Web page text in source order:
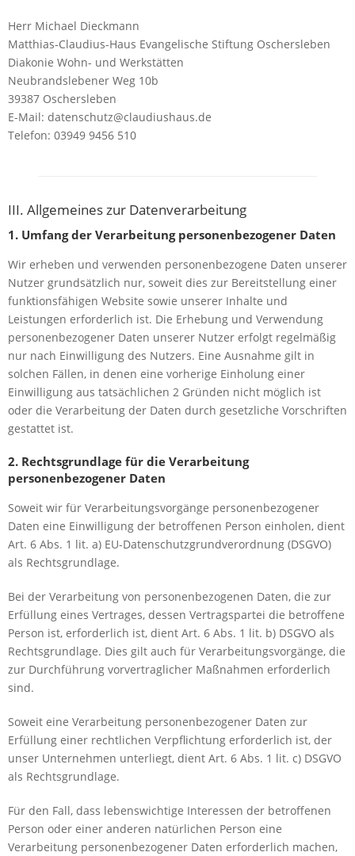
Herr Michael Dieckmann
Matthias-Claudius-Haus Evangelische Stiftung Oschersleben
Diakonie Wohn- und Werkstätten
Neubrandslebener Weg 10b
39387 Oschersleben
E-Mail: datenschutz@claudiushaus.de
Telefon: 03949 9456 510
III. Allgemeines zur Datenverarbeitung
1. Umfang der Verarbeitung personenbezogener Daten
Wir erheben und verwenden personenbezogene Daten unserer
Nutzer grundsätzlich nur, soweit dies zur Bereitstellung einer
funktionsfähigen Website sowie unserer Inhalte und
Leistungen erforderlich ist. Die Erhebung und Verwendung
personenbezogener Daten unserer Nutzer erfolgt regelmäßig
nur nach Einwilligung des Nutzers. Eine Ausnahme gilt in
solchen Fällen, in denen eine vorherige Einholung einer
Einwilligung aus tatsächlichen 2 Gründen nicht möglich ist
oder die Verarbeitung der Daten durch gesetzliche Vorschriften
gestattet ist.
2. Rechtsgrundlage für die Verarbeitung
personenbezogener Daten
Soweit wir für Verarbeitungsvorgänge personenbezogener
Daten eine Einwilligung der betroffenen Person einholen, dient
Art. 6 Abs. 1 lit. a) EU-Datenschutzgrundverordnung (DSGVO)
als Rechtsgrundlage.
Bei der Verarbeitung von personenbezogenen Daten, die zur
Erfüllung eines Vertrages, dessen Vertragspartei die betroffene
Person ist, erforderlich ist, dient Art. 6 Abs. 1 lit. b) DSGVO als
Rechtsgrundlage. Dies gilt auch für Verarbeitungsvorgänge, die
zur Durchführung vorvertraglicher Maßnahmen erforderlich
sind.
Soweit eine Verarbeitung personenbezogener Daten zur
Erfüllung einer rechtlichen Verpflichtung erforderlich ist, der
unser Unternehmen unterliegt, dient Art. 6 Abs. 1 lit. c) DSGVO
als Rechtsgrundlage.
Für den Fall, dass lebenswichtige Interessen der betroffenen
Person oder einer anderen natürlichen Person eine
Verarbeitung personenbezogener Daten erforderlich machen,